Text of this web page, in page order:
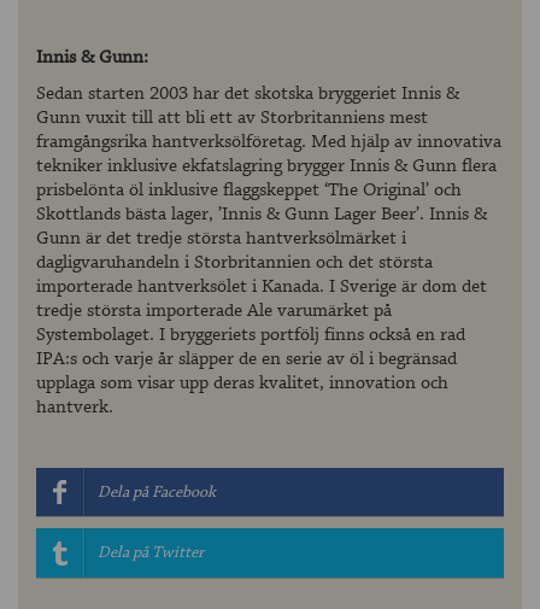
Innis & Gunn:
Sedan starten 2003 har det skotska bryggeriet Innis &
Gunn vuxit till att bli ett av Storbritanniens mest
framgångsrika hantverksölföretag. Med hjälp av innovativa
tekniker inklusive ekfatslagring brygger Innis & Gunn flera
prisbelönta öl inklusive flaggskeppet ‘The Original’ och
Skottlands bästa lager, ’Innis & Gunn Lager Beer’. Innis &
Gunn är det tredje största hantverksölmärket i
dagligvaruhandeln i Storbritannien och det största
importerade hantverksölet i Kanada. I Sverige är dom det
tredje största importerade Ale varumärket på
Systembolaget. I bryggeriets portfölj finns också en rad
IPA:s och varje år släpper de en serie av öl i begränsad
upplaga som visar upp deras kvalitet, innovation och
hantverk.
Dela på Facebook
Dela på Twitter